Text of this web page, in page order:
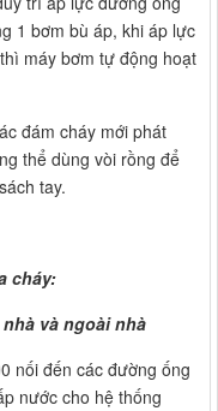
1 bơm bù áp, khi áp lực
máy bơm tự động hoạt
cháy mới phát
thể dùng vòi rồng để
tay.
cháy:
và ngoài nhà
đến các đường ống
nước cho hệ thống